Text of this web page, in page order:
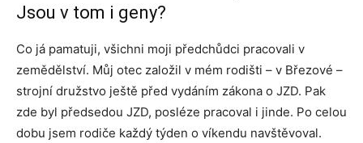
Jsou v tom i geny?
Co já pamatuji, všichni moji předchůdci pracovali v
zemědělství. Můj otec založil v mém rodišti – v Březové –
strojní družstvo ještě před vydáním zákona o JZD. Pak
zde byl předsedou JZD, posléze pracoval i jinde. Po celou
dobu jsem rodiče každý týden o víkendu navštěvoval.